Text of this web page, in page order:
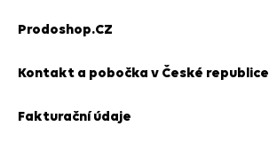
Prodoshop.CZ
Kontakt a pobočka v České republice
Fakturační údaje